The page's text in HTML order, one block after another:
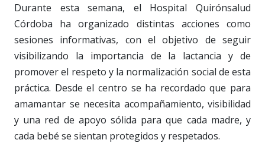
Durante esta semana, el Hospital Quirónsalud
Córdoba ha organizado distintas acciones como
sesiones informativas, con el objetivo de seguir
visibilizando la importancia de la lactancia y de
promover el respeto y la normalización social de esta
práctica. Desde el centro se ha recordado que para
amamantar se necesita acompañamiento, visibilidad
y una red de apoyo sólida para que cada madre, y
cada bebé se sientan protegidos y respetados.